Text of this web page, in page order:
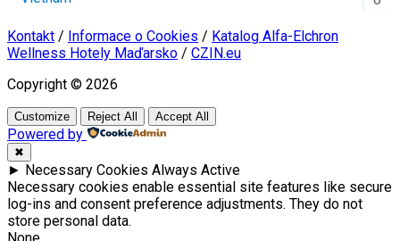
Kontakt / Informace o Cookies / Katalog Alfa-Elchron
Wellness Hotely Maďarsko / CZIN.eu
Copyright © 2026
Customize Reject All Accept All
Powered by
✖
► Necessary Cookies Always Active
Necessary cookies enable essential site features like secure
log-ins and consent preference adjustments. They do not
store personal data.